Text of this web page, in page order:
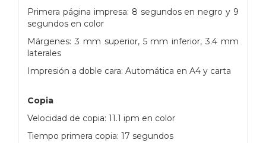
Primera página impresa: 8 segundos en negro y 9
segundos en color
Márgenes: 3 mm superior, 5 mm inferior, 3.4 mm
laterales
Impresión a doble cara: Automática en A4 y carta
Copia
Velocidad de copia: 11.1 ipm en color
Tiempo primera copia: 17 segundos